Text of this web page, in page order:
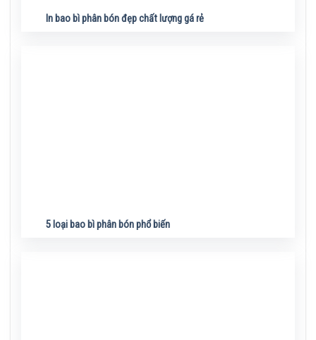
In bao bì phân bón đẹp chất lượng gá rẻ
5 loại bao bì phân bón phổ biến